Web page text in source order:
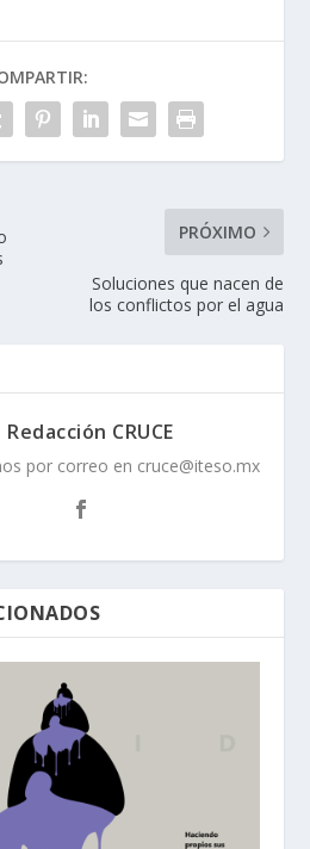
PRÓXIMO
Soluciones que nacen de
los conflictos por el agua
Redacción CRUCE
por correo en cruce@iteso.mx